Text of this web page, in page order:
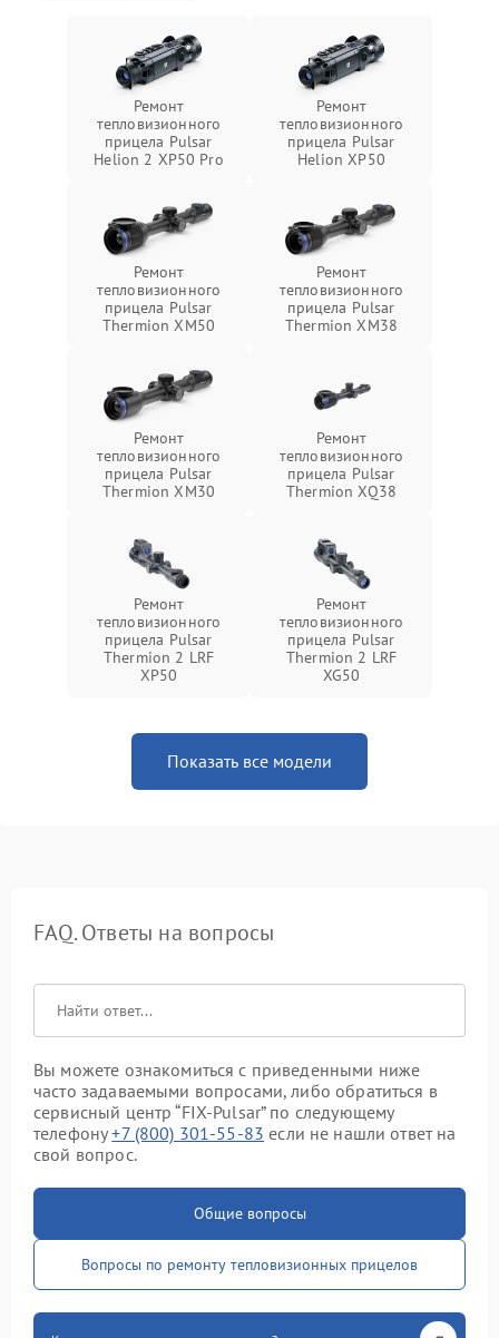
Ремонт
тепловизионного
прицела Pulsar
Helion 2 XP50 Pro
Ремонт
тепловизионного
прицела Pulsar
Helion XP50
Ремонт
тепловизионного
прицела Pulsar
Thermion XM50
Ремонт
тепловизионного
прицела Pulsar
Thermion XM38
Ремонт
тепловизионного
прицела Pulsar
Thermion XM30
Ремонт
тепловизионного
прицела Pulsar
Thermion XQ38
Ремонт
тепловизионного
прицела Pulsar
Thermion 2 LRF
XP50
Ремонт
тепловизионного
прицела Pulsar
Thermion 2 LRF
XG50
Показать все модели
FAQ. Ответы на вопросы
Вы можете ознакомиться с приведенными ниже
часто задаваемыми вопросами, либо обратиться в
сервисный центр “FIX-Pulsar” по следующему
телефону+7 (800) 301-55-83 если не нашли ответ на
свой вопрос.
Общие вопросы
Вопросы по ремонту тепловизионных прицелов